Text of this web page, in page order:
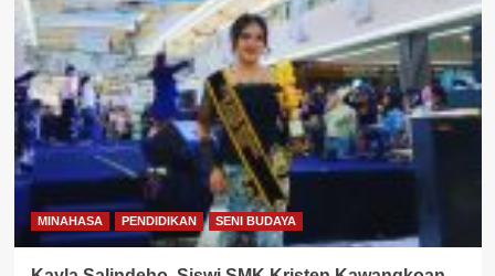
MINAHASA PENDIDIKAN SENI BUDAYA